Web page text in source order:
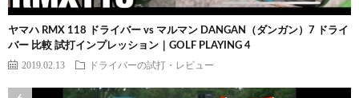
ヤマハ RMX 118 ドライバー vs マルマン DANGAN（ダンガン）7 ドライ
バー 比較 試打インプレッション｜GOLF PLAYING 4
2019.02.13 ドライバーの試打・レビュー